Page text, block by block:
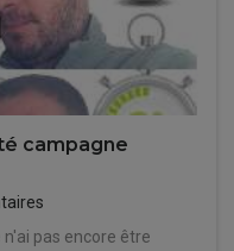
campagne
n'ai pas encore être